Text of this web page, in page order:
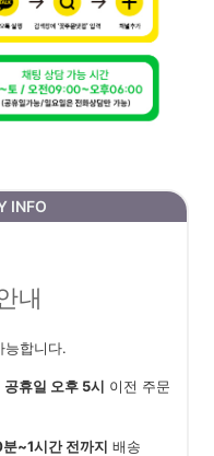
INFO
내
능합니다.
공휴일 오후 5시 이전 주문
~1시간 전까지 배송